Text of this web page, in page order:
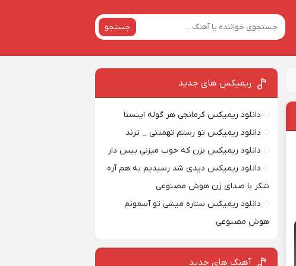
جستجو
ریمیکس‌ های جدید
دانلود ریمیکس کرمانجی هر گوله اینستا
دانلود ریمیکس تو رستم تهمتنی _ ترند
دانلود ریمیکس بزن که خوب میزنی بیس دار
دانلود ریمیکس دیدی شد رسیدیم به هم آره
شکر با صدای زن هوش مصنوعی
دانلود ریمیکس ستاره میشی تو آسمونم
هوش مصنوعی
آهنگ های جدید